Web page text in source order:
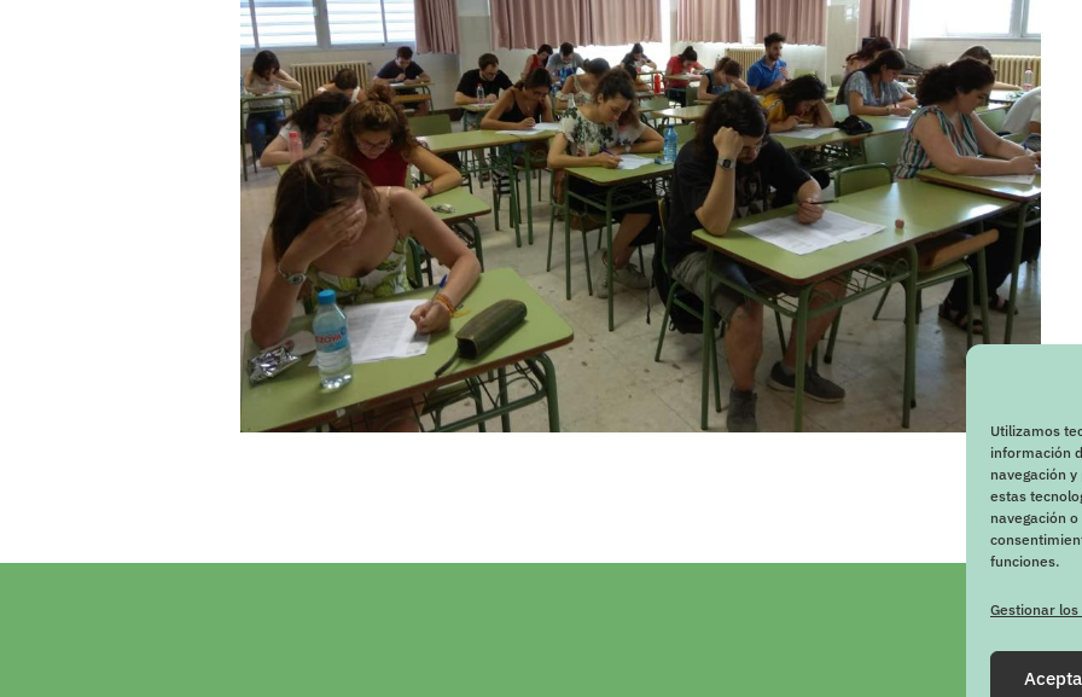
Utilizamos
información
navegación
estas
navegación
funciones.
Gestionar